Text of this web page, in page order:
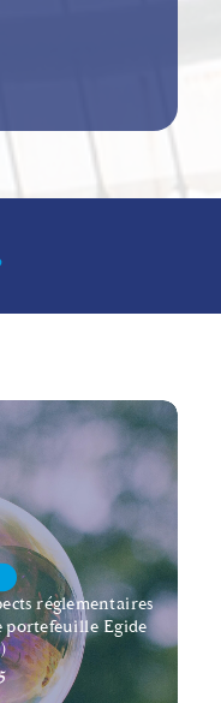
réglementaires
portefeuille Egide